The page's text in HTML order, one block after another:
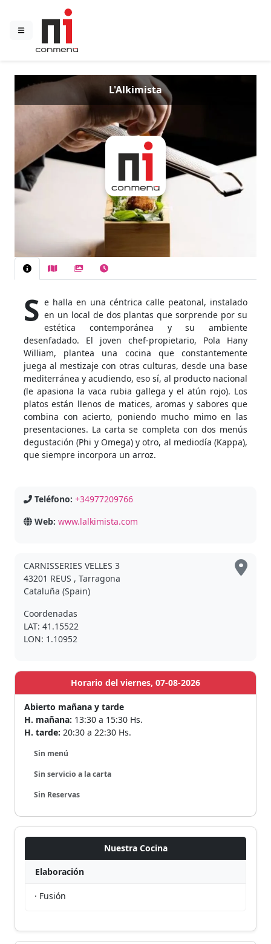
L'Alkimista
S e halla en una céntrica calle peatonal, instalado
en un local de dos plantas que sorprende por su
estética contemporánea y su ambiente
desenfadado. El joven chef-propietario, Pola Hany
William, plantea una cocina que constantemente
juega al mestizaje con otras culturas, desde una base
mediterránea y acudiendo, eso sí, al producto nacional
(le apasiona la vaca rubia gallega y el atún rojo). Los
platos están llenos de matices, aromas y sabores que
combina con acierto, poniendo mucho mimo en las
presentaciones. La carta se completa con dos menús
degustación (Phi y Omega) y otro, al mediodía (Kappa),
que siempre incorpora un arroz.
Teléfono: +34977209766
Web: www.lalkimista.com
CARNISSERIES VELLES 3
43201 REUS , Tarragona
Cataluña (Spain)
Coordenadas
LAT: 41.15522
LON: 1.10952
Horario del viernes, 07-08-2026
Abierto mañana y tarde
H. mañana: 13:30 a 15:30 Hs.
H. tarde: 20:30 a 22:30 Hs.
Sin menú
Sin servicio a la carta
Sin Reservas
Nuestra Cocina
Elaboración
· Fusión